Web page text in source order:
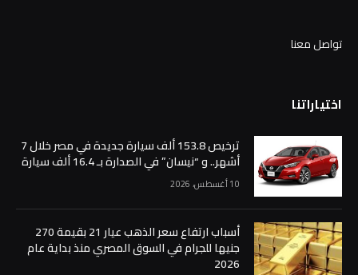
تواصل معنا
اختياراتنا
ترخيص 153.8 ألف سيارة جديدة في مصر خلال 7
أشهر.. و “نيسان” في الصدارة بـ 16.4 ألف سيارة
10 أغسطس، 2026
أسباب ارتفاع سعر الذهب عيار 21 بقيمة 270
جنيها للجرام في السوق المصري منذ بداية عام
2026